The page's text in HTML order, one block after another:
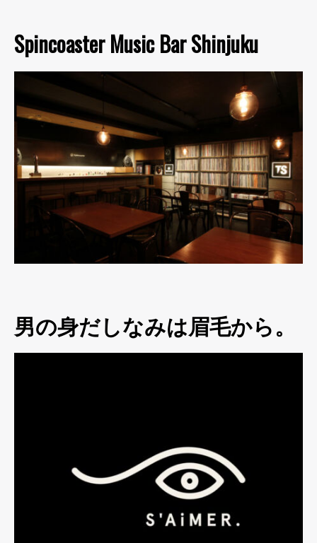
Spincoaster Music Bar Shinjuku
男の身だしなみは眉毛から。